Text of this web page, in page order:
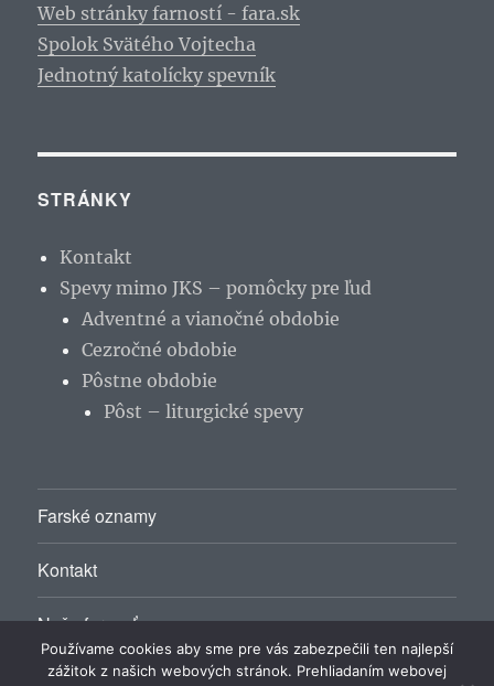
Web stránky farností - fara.sk
Spolok Svätého Vojtecha
Jednotný katolícky spevník
STRÁNKY
Kontakt
Spevy mimo JKS – pomôcky pre ľud
Adventné a vianočné obdobie
Cezročné obdobie
Pôstne obdobie
Pôst – liturgické spevy
Farské oznamy
Kontakt
Naša farnosť
Používame cookies aby sme pre vás zabezpečili ten najlepší
zážitok z našich webových stránok. Prehliadaním webovej